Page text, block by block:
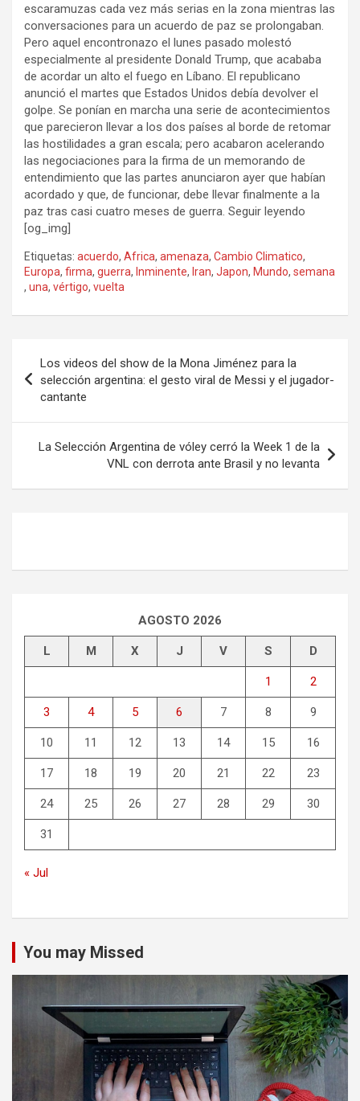
escaramuzas cada vez más serias en la zona mientras las
conversaciones para un acuerdo de paz se prolongaban.
Pero aquel encontronazo el lunes pasado molestó
especialmente al presidente Donald Trump, que acababa
de acordar un alto el fuego en Líbano. El republicano
anunció el martes que Estados Unidos debía devolver el
golpe. Se ponían en marcha una serie de acontecimientos
que parecieron llevar a los dos países al borde de retomar
las hostilidades a gran escala; pero acabaron acelerando
las negociaciones para la firma de un memorando de
entendimiento que las partes anunciaron ayer que habían
acordado y que, de funcionar, debe llevar finalmente a la
paz tras casi cuatro meses de guerra. Seguir leyendo
[og_img]
Etiquetas: acuerdo, Africa, amenaza, Cambio Climatico,
Europa, firma, guerra, Inminente, Iran, Japon, Mundo, semana
, una, vértigo, vuelta
de
entradas
Los videos del show de la Mona Jiménez para la
selección argentina: el gesto viral de Messi y el jugador-
cantante
La Selección Argentina de vóley cerró la Week 1 de la
VNL con derrota ante Brasil y no levanta
AGOSTO 2026
L M X J V S D
1 2
3 4 5 6 7 8 9
10 11 12 13 14 15 16
17 18 19 20 21 22 23
24 25 26 27 28 29 30
31
« Jul
You may Missed